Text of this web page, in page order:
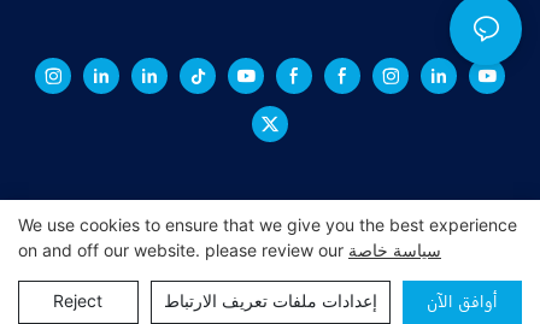
حقوق النشر © 2024 شينغتشنغ -xchacrylic.com|
Pريفاسي Pأوليسي
We use cookies to ensure that we give you the best experience
on and off our website. please review our سياسة خاصة
Reject إعدادات ملفات تعريف الارتباط أوافق الآن